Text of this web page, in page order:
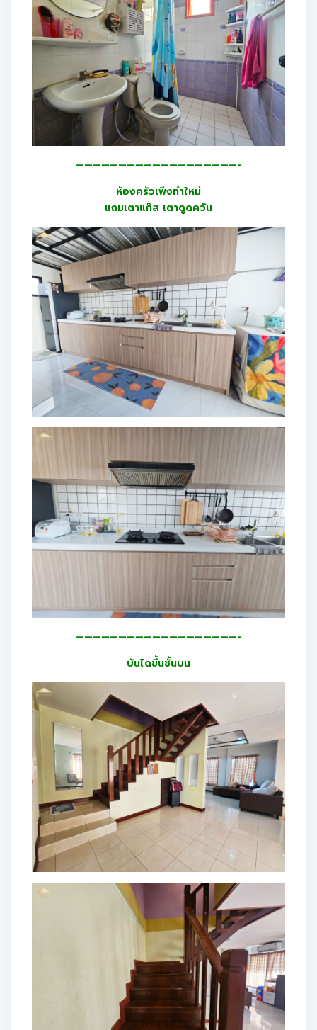
———————————————————-
ห้องครัวเพิ่งทำใหม่
แถมเตาแก๊ส เตาดูดควัน
———————————————————-
บันไดขึ้นชั้นบน